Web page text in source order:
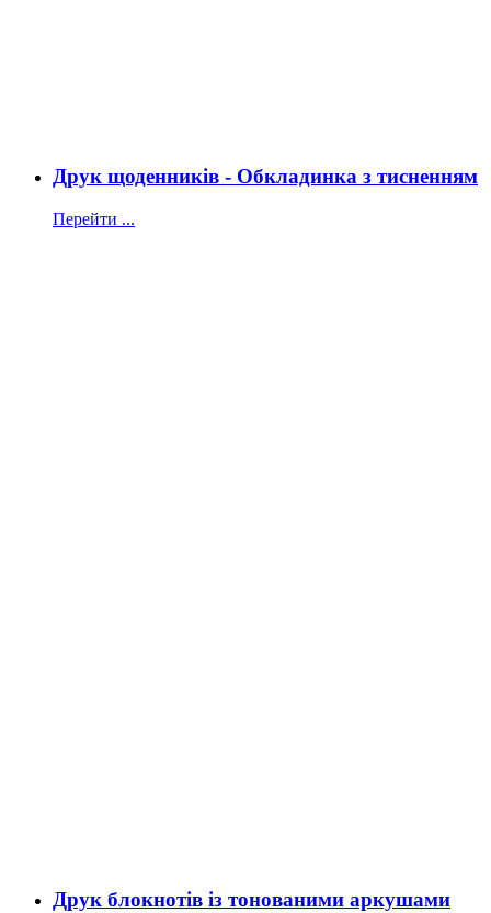
Друк щоденників - Обкладинка з тисненням
Перейти ...
Друк блокнотів із тонованими аркушами